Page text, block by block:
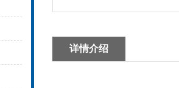
详情介绍